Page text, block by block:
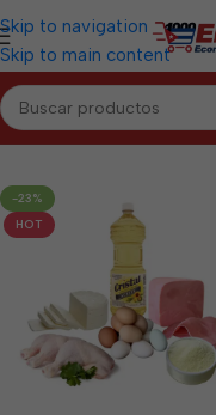
Skip to navigation
Skip to main content
Inicio/MATANZAS/
-23%
HOT